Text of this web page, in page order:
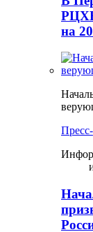
на